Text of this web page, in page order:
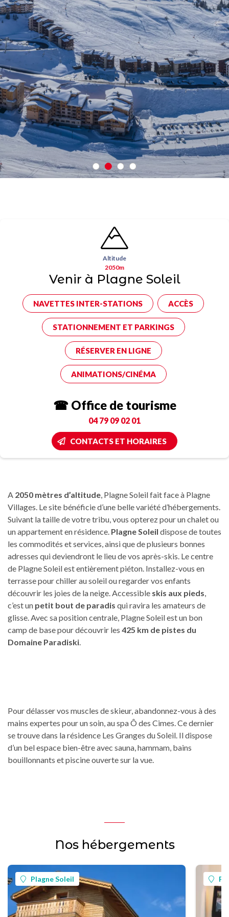
Altitude
2050m
Venir à Plagne Soleil
NAVETTES INTER-STATIONS ACCÈS
STATIONNEMENT ET PARKINGS
RÉSERVER EN LIGNE
ANIMATIONS/CINÉMA
☎ Office de tourisme
04 79 09 02 01
CONTACTS ET HORAIRES
A 2050 mètres d’altitude, Plagne Soleil fait face à Plagne
Villages. Le site bénéficie d’une belle variété d’hébergements.
Suivant la taille de votre tribu, vous opterez pour un chalet ou
un appartement en résidence. Plagne Soleil dispose de toutes
les commodités et services, ainsi que de plusieurs bonnes
adresses qui deviendront le lieu de vos après-skis. Le centre
de Plagne Soleil est entièrement piéton. Installez-vous en
terrasse pour chiller au soleil ou regarder vos enfants
découvrir les joies de la neige. Accessible skis aux pieds,
c’est un petit bout de paradis qui ravira les amateurs de
glisse. Avec sa position centrale, Plagne Soleil est un bon
camp de base pour découvrir les 425 km de pistes du
Domaine Paradiski.
Pour délasser vos muscles de skieur, abandonnez-vous à des
mains expertes pour un soin, au spa Ô des Cimes. Ce dernier
se trouve dans la résidence Les Granges du Soleil. Il dispose
d’un bel espace bien-être avec sauna, hammam, bains
bouillonnants et piscine ouverte sur la vue.
Nos hébergements
Plagne Soleil